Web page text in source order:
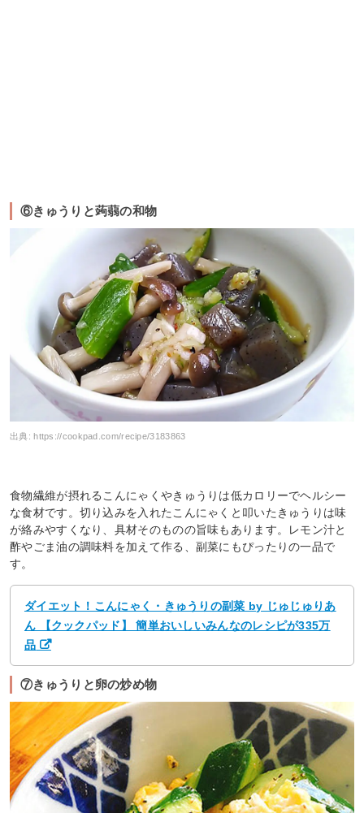
⑥きゅうりと蒟蒻の和物
出典:https://cookpad.com/recipe/3183863
食物繊維が摂れるこんにゃくやきゅうりは低カロリーでヘルシー
な食材です。切り込みを入れたこんにゃくと叩いたきゅうりは味
が絡みやすくなり、具材そのものの旨味もあります。レモン汁と
酢やごま油の調味料を加えて作る、副菜にもぴったりの一品で
す。
ダイエット！こんにゃく・きゅうりの副菜 by じゅじゅりあ
ん 【クックパッド】 簡単おいしいみんなのレシピが335万
品
⑦きゅうりと卵の炒め物